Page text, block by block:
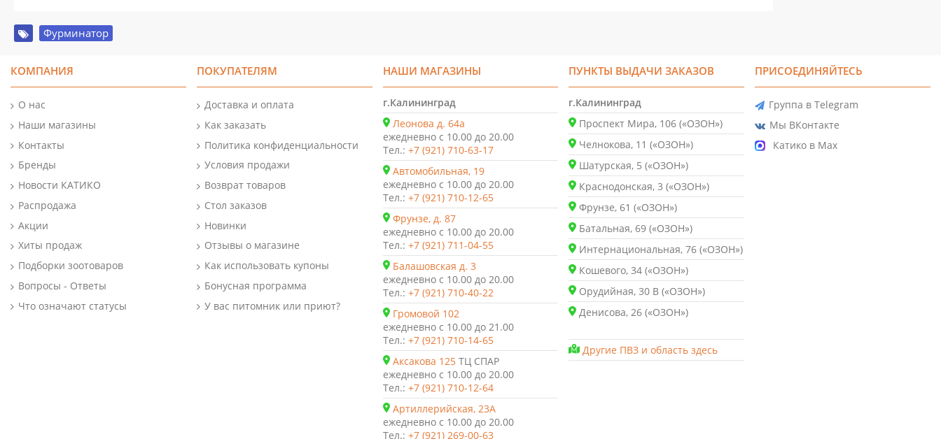
Фурминатор
КОМПАНИЯ
О нас
Наши магазины
Контакты
Бренды
Новости КАТИКО
Распродажа
Акции
Хиты продаж
Подборки зоотоваров
Вопросы - Ответы
Что означают статусы
ПОКУПАТЕЛЯМ
Доставка и оплата
Как заказать
Политика конфиденциальности
Условия продажи
Возврат товаров
Стол заказов
Новинки
Отзывы о магазине
Как использовать купоны
Бонусная программа
У вас питомник или приют?
НАШИ МАГАЗИНЫ
г.Калининград
Леонова д. 64а
ежедневно с 10.00 до 20.00
Тел.: +7 (921) 710-63-17
Автомобильная, 19
ежедневно с 10.00 до 20.00
Тел.: +7 (921) 710-12-65
Фрунзе, д. 87
ежедневно с 10.00 до 20.00
Тел.: +7 (921) 711-04-55
Балашовская д. 3
ежедневно с 10.00 до 20.00
Тел.: +7 (921) 710-40-22
Громовой 102
ежедневно с 10.00 до 21.00
Тел.: +7 (921) 710-14-65
Аксакова 125 ТЦ СПАР
ежедневно с 10.00 до 20.00
Тел.: +7 (921) 710-12-64
Артиллерийская, 23А
ежедневно с 10.00 до 20.00
Тел.: +7 (921) 269-00-63
ПУНКТЫ ВЫДАЧИ ЗАКАЗОВ
г.Калининград
Проспект Мира, 106 («ОЗОН»)
Челнокова, 11 («ОЗОН»)
Шатурская, 5 («ОЗОН»)
Краснодонская, 3 («ОЗОН»)
Фрунзе, 61 («ОЗОН»)
Батальная, 69 («ОЗОН»)
Интернациональная, 76 («ОЗОН»)
Кошевого, 34 («ОЗОН»)
Орудийная, 30 В («ОЗОН»)
Денисова, 26 («ОЗОН»)
Другие ПВЗ и область здесь
ПРИСОЕДИНЯЙТЕСЬ
Группа в Telegram
Мы ВКонтакте
Катико в Max